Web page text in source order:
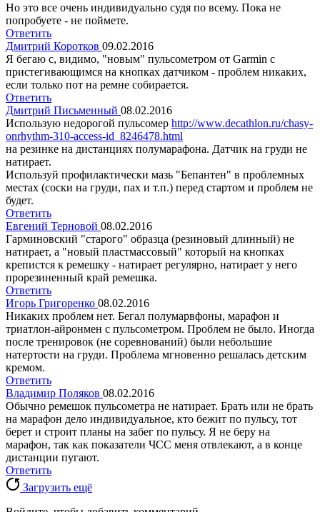
Но это все очень индивидуально судя по всему. Пока не
попробуете - не поймете.
Ответить
Дмитрий Коротков 09.02.2016
Я бегаю с, видимо, "новым" пульсометром от Garmin с
пристегивающимся на кнопках датчиком - проблем никаких,
если только пот на ремне собирается.
Ответить
Дмитрий Письменный 08.02.2016
Использую недорогой пульсомер http://www.decathlon.ru/chasy-
onrhythm-310-access-id_8246478.html
на резинке на дистанциях полумарафона. Датчик на груди не
натирает.
Используй профилактически мазь "Бепантен" в проблемных
местах (соски на груди, пах и т.п.) перед стартом и проблем не
будет.
Ответить
Евгений Терновой 08.02.2016
Гарминовский "старого" образца (резиновый длинный) не
натирает, а "новый пластмассовый" который на кнопках
крепистся к ремешку - натирает регулярно, натирает у него
прорезиненный край ремешка.
Ответить
Игорь Григоренко 08.02.2016
Никаких проблем нет. Бегал полумарвфоны, марафон и
триатлон-айронмен с пульсометром. Проблем не было. Иногда
после тренировок (не соревнований) были небольшие
натертости на груди. Проблема мгновенно решалась детским
кремом.
Ответить
Владимир Поляков 08.02.2016
Обычно ремешок пульсометра не натирает. Брать или не брать
на марафон дело индивидуальное, кто бежит по пульсу, тот
берет и строит планы на забег по пульсу. Я не беру на
марафон, так как показатели ЧСС меня отвлекают, а в конце
дистанции пугают.
Ответить
Загрузить ещё